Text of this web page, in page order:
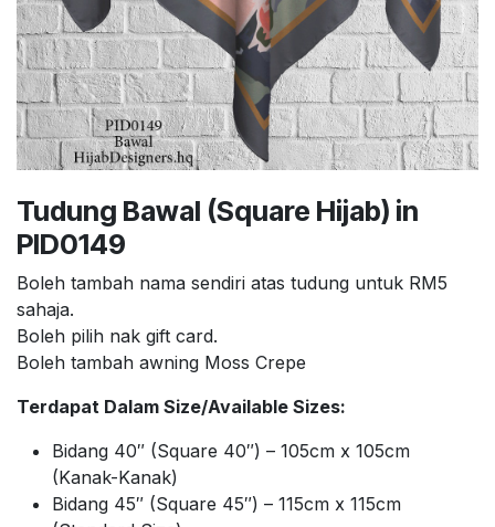
Tudung Bawal (Square Hijab) in
PID0149
Boleh tambah nama sendiri atas tudung untuk RM5
sahaja.
Boleh pilih nak gift card.
Boleh tambah awning Moss Crepe
Terdapat Dalam Size/Available Sizes:
Bidang 40″ (Square 40″) – 105cm x 105cm
(Kanak-Kanak)
Bidang 45″ (Square 45″) – 115cm x 115cm